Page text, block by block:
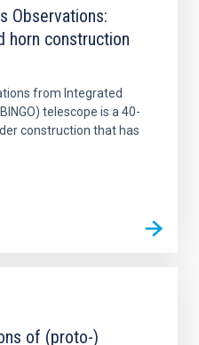
Observations:
horn construction
from Integrated
telescope is a 40-
construction that has
of (proto-)